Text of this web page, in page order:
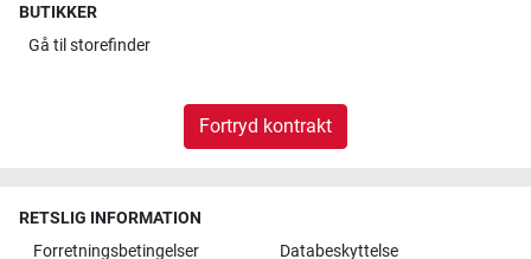
BUTIKKER
Gå til storefinder
Fortryd kontrakt
RETSLIG INFORMATION
Forretningsbetingelser
Databeskyttelse